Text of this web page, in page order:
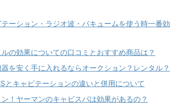
ーション・ラジオ波・バキュームを使う時一番効
の効果についての口コミとおすすめ商品は？
を安く手に入れるならオークション？レンタル？
とキャビテーションの違いと併用について
！ヤーマンのキャビスパは効果があるの？